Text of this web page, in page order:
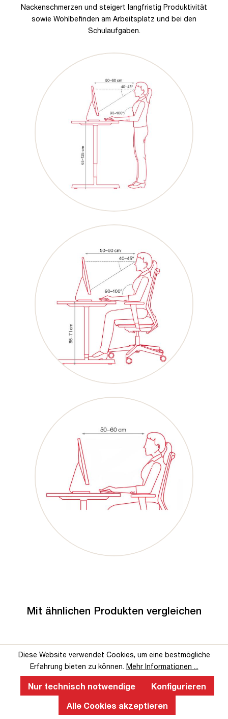
Nackenschmerzen und steigert langfristig Produktivität
sowie Wohlbefinden am Arbeitsplatz und bei den
Schulaufgaben.
Mit ähnlichen Produkten vergleichen
Diese Website verwendet Cookies, um eine bestmögliche
Erfahrung bieten zu können. Mehr Informationen ...
Nur technisch notwendige
Konfigurieren
Alle Cookies akzeptieren